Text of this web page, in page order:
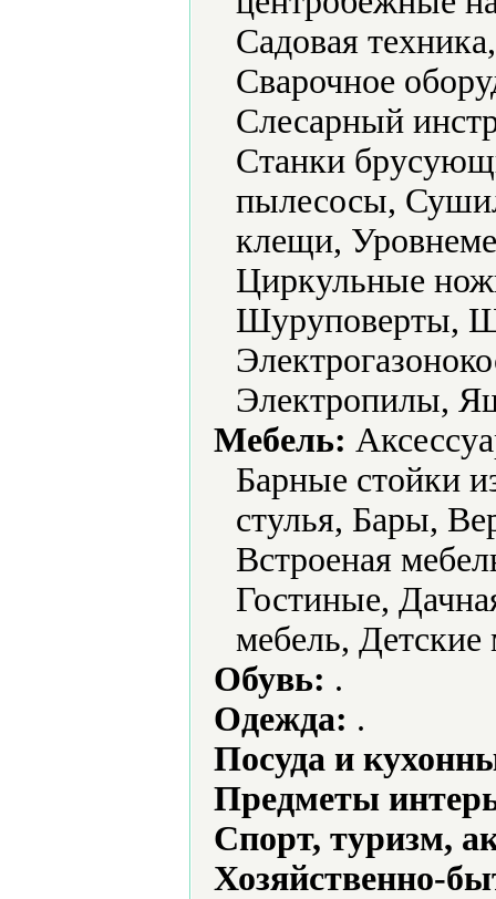
Садовая
Сварочное
Слесарный
Станки
пылесосы,
клещи,
Циркульные
Шуруповерты,
Электропилы,
Мебель:
Барные стойки
стулья, Бары,
Встроеная
Гостиные,
мебель, Детские
Обувь: .
Одежда: .
Посуда и
Предметы
Спорт, туризм,
Хозяйственно-